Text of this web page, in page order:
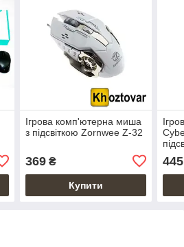
Ігрова комп'ютерна миша
з підсвіткою Zornwee Z-32
369₴
Купити
445